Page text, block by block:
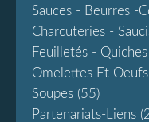
Sauces - Beurres -
Charcuteries -
Feuilletés -
Omelettes Et Oeufs
Soupes (55)
Partenariats-Liens